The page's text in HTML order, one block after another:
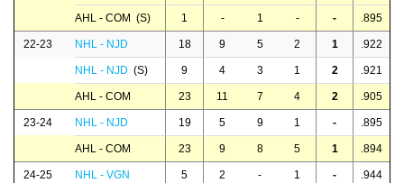
AHL - COM (S) 1 - 1 - - .895
22-23 NHL - NJD 18 9 5 2 1 .922
NHL - NJD (S) 9 4 3 1 2 .921
AHL - COM 23 11 7 4 2 .905
23-24 NHL - NJD 19 5 9 1 - .895
AHL - COM 23 9 8 5 1 .894
24-25 NHL - VGN 5 2 - 1 - .944